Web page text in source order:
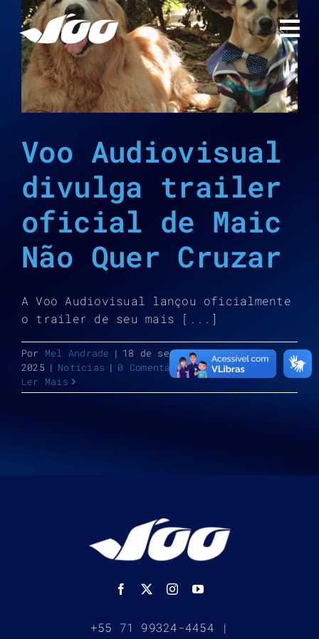
para
conteúdo
Voo Audiovisual
divulga trailer
oficial de Maic
Não Quer Cruzar
A Voo Audiovisual lançou oficialmente
o trailer de seu mais [...]
Por Mel Andrade | 18 de setembro de
2025 | Notícias | 0 Comentários
Ler Mais
+55 71 99324-4454 |